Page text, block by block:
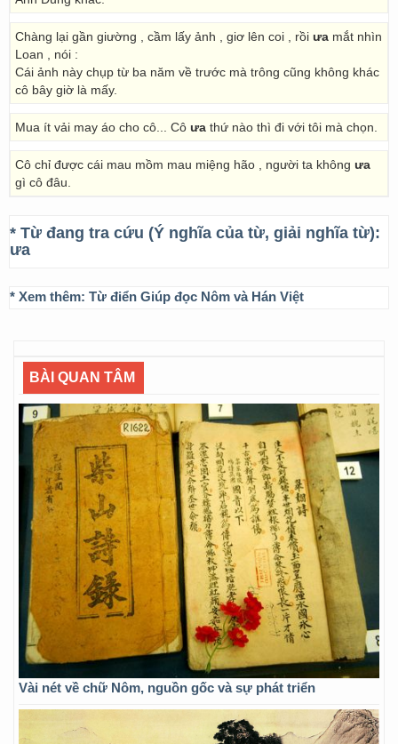
Chàng lại gần giường , cầm lấy ảnh , giơ lên coi , rồi ưa mắt nhìn
Loan , nói :
Cái ảnh này chụp từ ba năm về trước mà trông cũng không khác
cô bây giờ là mấy.
Mua ít vải may áo cho cô... Cô ưa thứ nào thì đi với tôi mà chọn.
Cô chỉ được cái mau mồm mau miệng hão , người ta không ưa
gì cô đâu.
* Từ đang tra cứu (Ý nghĩa của từ, giải nghĩa từ):
ưa
* Xem thêm: Từ điển Giúp đọc Nôm và Hán Việt
BÀI QUAN TÂM
Vài nét về chữ Nôm, nguồn gốc và sự phát triển